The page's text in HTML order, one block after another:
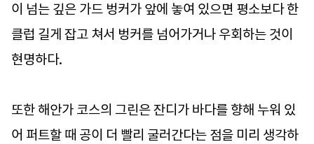
이 넘는 깊은 가드 벙커가 앞에 놓여 있으면 평소보다 한
클럽 길게 잡고 쳐서 벙커를 넘어가거나 우회하는 것이
현명하다.
또한 해안가 코스의 그린은 잔디가 바다를 향해 누워 있
어 퍼트할 때 공이 더 빨리 굴러간다는 점을 미리 생각하